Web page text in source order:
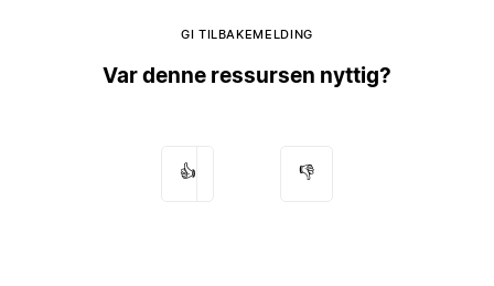
GI TILBAKEMELDING
Var denne ressursen nyttig?
👍 👎